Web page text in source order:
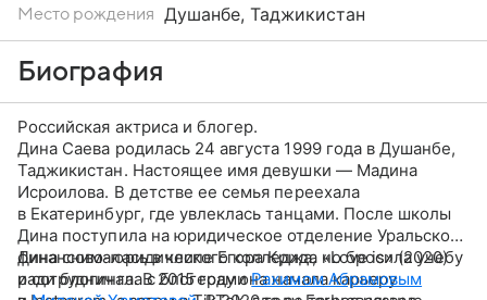
Место рождения Душанбе, Таджикистан
Биография
Российская актриса и блогер.
Дина Саева родилась 24 августа 1999 года в Душанбе,
Таджикистан. Настоящее имя девушки — Мадина
Исроилова. В детстве ее семья переехала
в Екатеринбург, где увлеклась танцами. После школы
Дина поступила на юридическое отделение Уральского
финансово-юридического колледжа, но бросила учебу
ради блогинга. В 2015 году она начала карьеру
Дина снималась в клипе Егора Крида «Love is» (2020)
и сотрудничала с блогерамиРахимом Абрамовым